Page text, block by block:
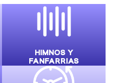
HIMNOS Y
FANFARRIAS